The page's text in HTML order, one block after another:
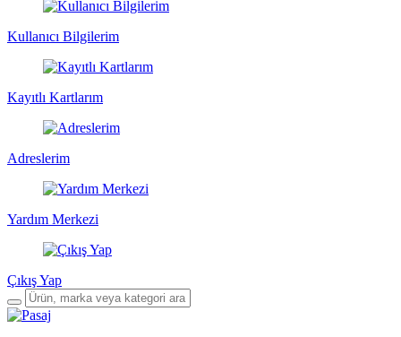
Kullanıcı Bilgilerim
Kayıtlı Kartlarım
Adreslerim
Yardım Merkezi
Çıkış Yap